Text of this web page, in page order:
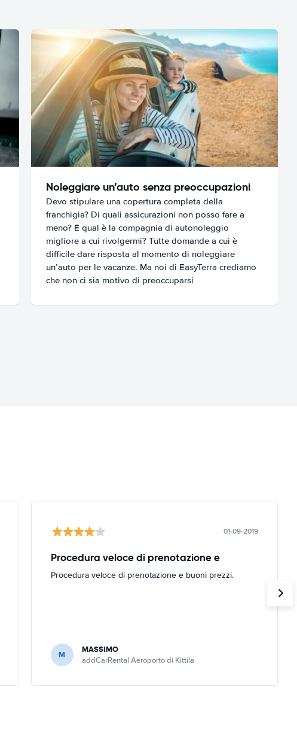
Noleggiare un’auto senza preoccupazioni
Devo stipulare una copertura completa della
franchigia? Di quali assicurazioni non posso fare a
meno? E qual è la compagnia di autonoleggio
migliore a cui rivolgermi? Tutte domande a cui è
difficile dare risposta al momento di noleggiare
un’auto per le vacanze. Ma noi di EasyTerra crediamo
che non ci sia motivo di preoccuparsi
01-09-2019
Procedura veloce di prenotazione e
Procedura veloce di prenotazione e buoni prezzi.
M MASSIMO
addCarRental Aeroporto di Kittila